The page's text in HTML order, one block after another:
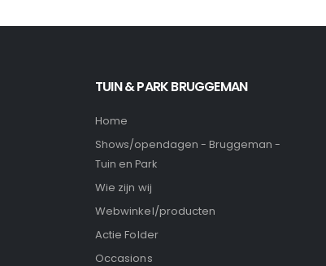
TUIN & PARK BRUGGEMAN
Home
Shows/opendagen - Bruggeman -
Tuin en Park
Wie zijn wij
Webwinkel/producten
Actie Folder
Occasions